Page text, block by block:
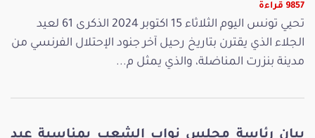
9857 قراءة
تحيي تونس اليوم الثلاثاء 15 اكتوبر 2024 الذكرى 61 لعيد
الجلاء الذي يقترن بتاريخ رحيل آخر جنود الإحتلال الفرنسي من
مدينة بنزرت المناضلة، والذي يمثل م...
بيان رئاسة مجلس نواب الشعب بمناسبة عيد